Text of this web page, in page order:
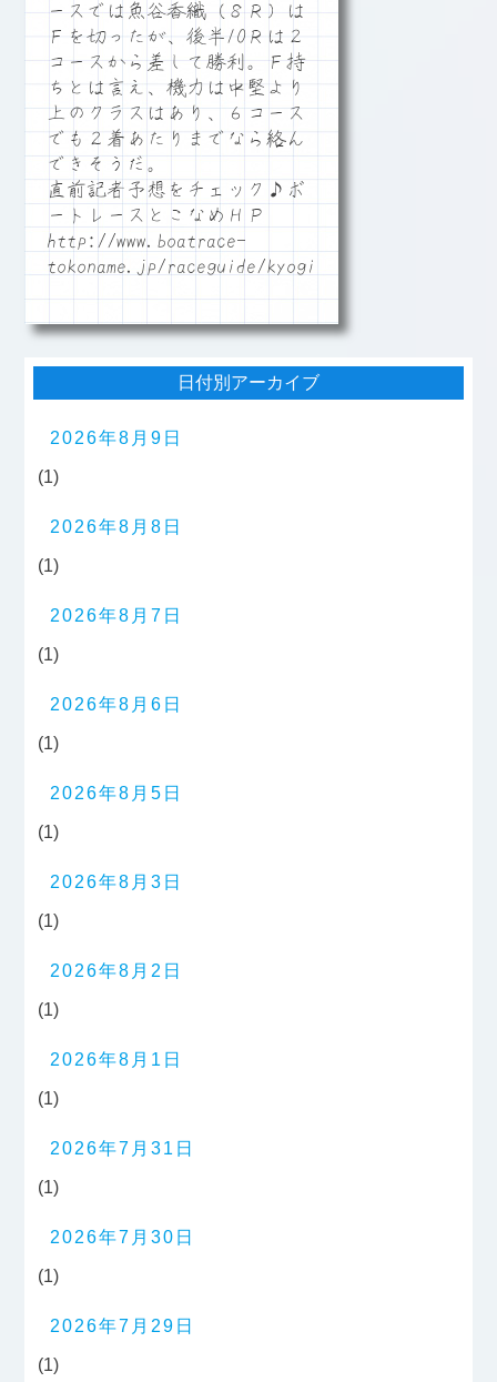
ースでは魚谷香織（８Ｒ）は
Ｆを切ったが、後半10Ｒは２
コースから差して勝利。Ｆ持
ちとは言え、機力は中堅より
上のクラスはあり、６コース
でも２着あたりまでなら絡ん
できそうだ。
直前記者予想をチェック♪ボ
ートレースとこなめＨＰ
http://www.boatrace-
tokoname.jp/raceguide/kyogi06
日付別アーカイブ
2026年8月9日
(1)
2026年8月8日
(1)
2026年8月7日
(1)
2026年8月6日
(1)
2026年8月5日
(1)
2026年8月3日
(1)
2026年8月2日
(1)
2026年8月1日
(1)
2026年7月31日
(1)
2026年7月30日
(1)
2026年7月29日
(1)